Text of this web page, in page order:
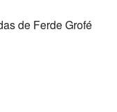
de Ferde Grofé